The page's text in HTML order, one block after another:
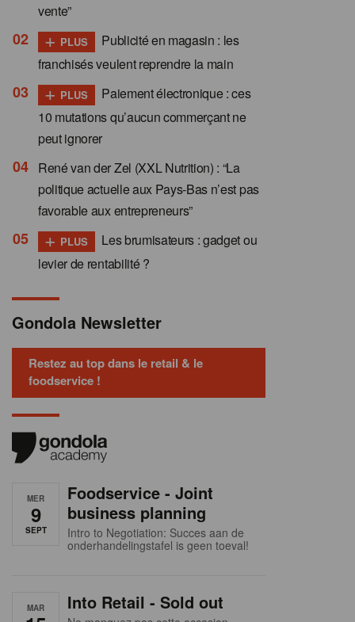
vente”
+ PLUS
Publicité en magasin : les
franchisés veulent reprendre la main
+ PLUS
Paiement électronique : ces
10 mutations qu’aucun commerçant ne
peut ignorer
René van der Zel (XXL Nutrition) : “La
politique actuelle aux Pays-Bas n’est pas
favorable aux entrepreneurs”
+ PLUS
Les brumisateurs : gadget ou
levier de rentabilité ?
Gondola Newsletter
Restez au top dans le retail & le
foodservice !
MER
9
SEPT
Foodservice - Joint
business planning
Intro to Negotiation: Succes aan de
onderhandelingstafel is geen toeval!
MAR Into Retail - Sold out